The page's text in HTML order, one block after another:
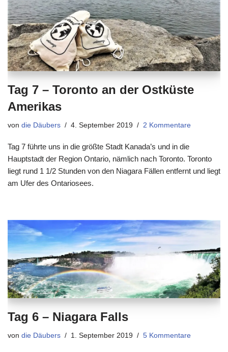
Tag 7 – Toronto an der Ostküste
Amerikas
von die Däubers 4. September 2019 2 Kommentare
Tag 7 führte uns in die größte Stadt Kanada’s und in die
Hauptstadt der Region Ontario, nämlich nach Toronto. Toronto
liegt rund 1 1/2 Stunden von den Niagara Fällen entfernt und liegt
am Ufer des Ontariosees.
Tag 6 – Niagara Falls
von die Däubers 1. September 2019 5 Kommentare